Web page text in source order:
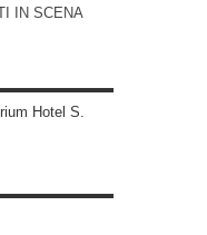
IN SCENA
Hotel S.